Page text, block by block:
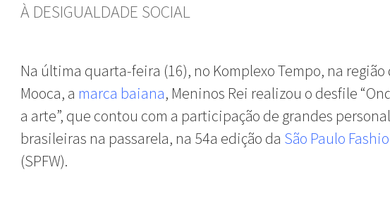
À DESIGUALDADE SOCIAL
Na última quarta-feira (16), no Komplexo Tempo, na região
Mooca, a marca baiana, Meninos Rei realizou o desfile
a arte”, que contou com a participação de grandes
brasileiras na passarela, na 54a edição da São Paulo
(SPFW).